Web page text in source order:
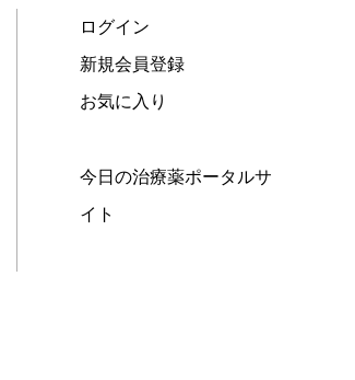
ログイン
新規会員登録
お気に入り
今日の治療薬ポータルサ
イト